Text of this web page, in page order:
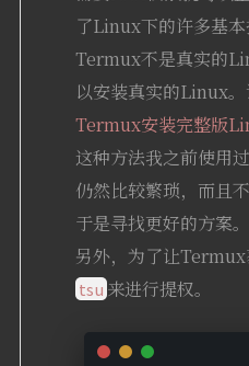
了Linux下的许多基本
Termux不是真实的
以安装真实的Linux
Termux安装完整版
这种方法我之前使用
仍然比较繁琐，而且
于是寻找更好的方案。
另外，为了让
tsu来进行提权。